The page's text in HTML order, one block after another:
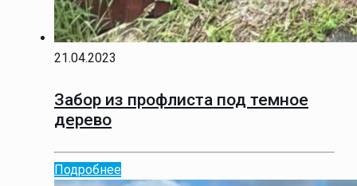
21.04.2023
Забор из профлиста под темное
дерево
Подробнее